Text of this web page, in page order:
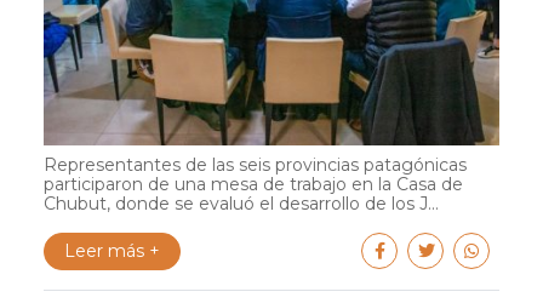
Representantes de las seis provincias patagónicas
participaron de una mesa de trabajo en la Casa de
Chubut, donde se evaluó el desarrollo de los J...
Leer más +